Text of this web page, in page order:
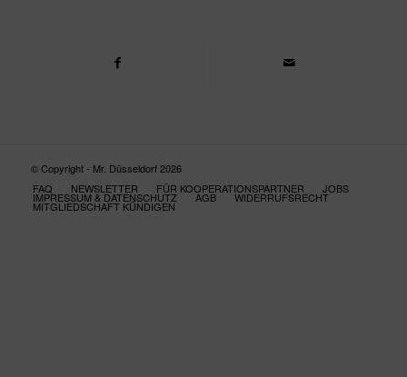
© Copyright - Mr. Düsseldorf 2026
FAQ
NEWSLETTER FÜR KOOPERATIONSPARTNER JOBS
IMPRESSUM & DATENSCHUTZ AGB WIDERRUFSRECHT
MITGLIEDSCHAFT KÜNDIGEN